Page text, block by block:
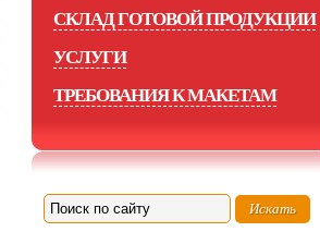
СКЛАД ГОТОВОЙ ПРОДУКЦИИ
УСЛУГИ
ТРЕБОВАНИЯ К МАКЕТАМ